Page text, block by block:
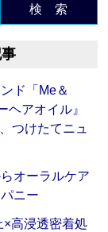
検 索
ド「Me＆
ヘアオイル』
つけたてニュ
オーラルケア
ニー
×高浸透密着処